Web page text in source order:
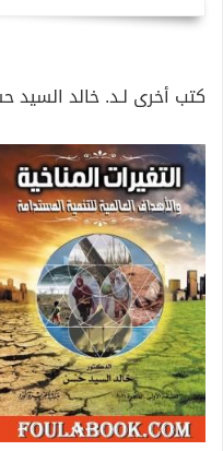
كتب أخرى لـد. خالد السيد